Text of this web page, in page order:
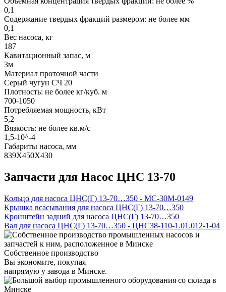
0,1
Содержание твердых фракций размером: не более мм
0,1
Вес насоса, кг
187
Кавитационный запас, м
3м
Материал проточной части
Серый чугун СЧ 20
Плотность: не более кг/куб. м
700-1050
Потребляемая мощность, кВт
5,2
Вязкость: не более кв.м/с
1,5-10^-4
Габариты насоса, мм
839Х450Х430
Запчасти для Насос ЦНС 13-70
Кольцо для насоса ЦНС(Г) 13-70…350 - МС-30М-0149
Крышка всасывания для насоса ЦНС(Г) 13-70…350
Кронштейн задний для насоса ЦНС(Г) 13-70…350
Вал для насоса ЦНС(Г) 13-70…350 - ЦНС38-110-1.01.012-1-04
Собственное производство
Вы экономите, покупая
напрямую у завода в Минске.